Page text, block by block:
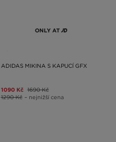
ONLY AT
ADIDAS MIKINA S KAPUCÍ GFX
1090 Kč 1690 Kč
1290 Kč – nejnižší cena